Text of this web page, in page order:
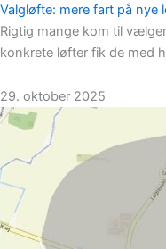
Valgløfte: mere fart på nye
Rigtig mange kom til
konkrete løfter fik de med
29. oktober 2025